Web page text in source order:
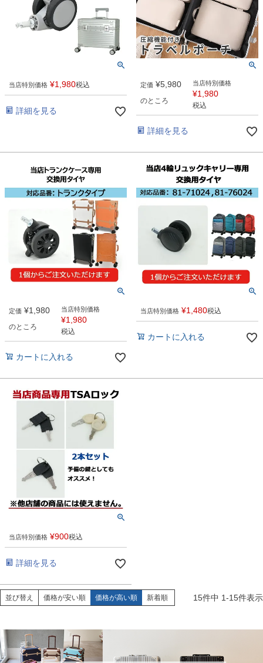
当店特別価格 ¥1,980税込
詳細を見る
定価 ¥5,980
のところ
当店特別価格
¥1,980
税込
詳細を見る
定価 ¥1,980
のところ
当店特別価格
¥1,980
税込
カートに入れる
当店特別価格 ¥1,480税込
カートに入れる
当店特別価格 ¥900税込
詳細を見る
並び替え 価格が安い順 価格が高い順 新着順 15件中 1-15件表示